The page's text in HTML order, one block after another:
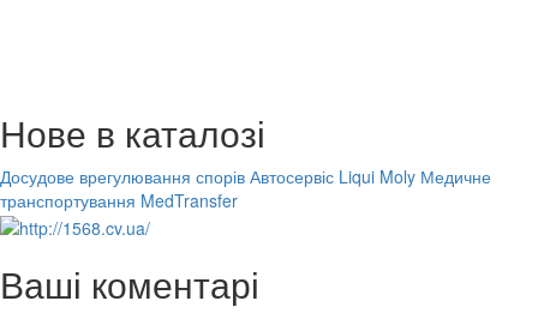
Нове в каталозі
Досудове врегулювання спорів Автосервіс Liqui Moly Медичне
транспортування MedTransfer
Ваші коментарі